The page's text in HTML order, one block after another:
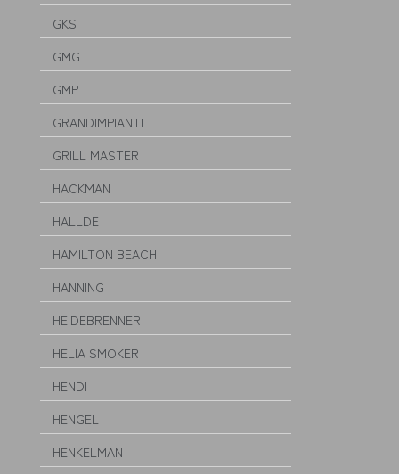
GKS
GMG
GMP
GRANDIMPIANTI
GRILL MASTER
HACKMAN
HALLDE
HAMILTON BEACH
HANNING
HEIDEBRENNER
HELIA SMOKER
HENDI
HENGEL
HENKELMAN